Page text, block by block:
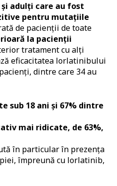
adulţi care au fost
pentru mutaţiile
de pacienţii de toate
la pacienţii
tratament cu alți
eficacitatea lorlatinibului
dintre care 34 au
sub 18 ani și 67% dintre
mai ridicate, de 63%,
în particular în prezența
împreună cu lorlatinib,